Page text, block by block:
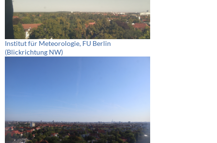
Institut für Meteorologie, FU Berlin
(Blickrichtung NW)